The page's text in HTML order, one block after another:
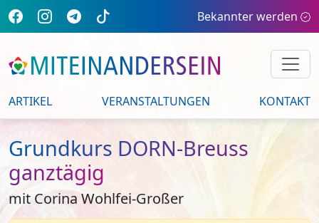
Bekannter werden
ARTIKEL VERANSTALTUNGEN KONTAKT
Grundkurs DORN-Breuss
ganztägig
mit Corina Wohlfei-Großer